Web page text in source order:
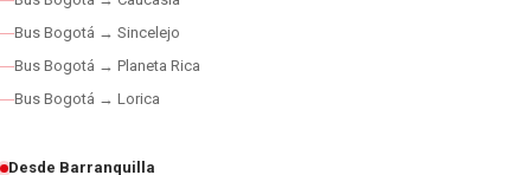
Bus Bogotá → Sincelejo
Bus Bogotá → Planeta Rica
Bus Bogotá → Lorica
Desde Barranquilla